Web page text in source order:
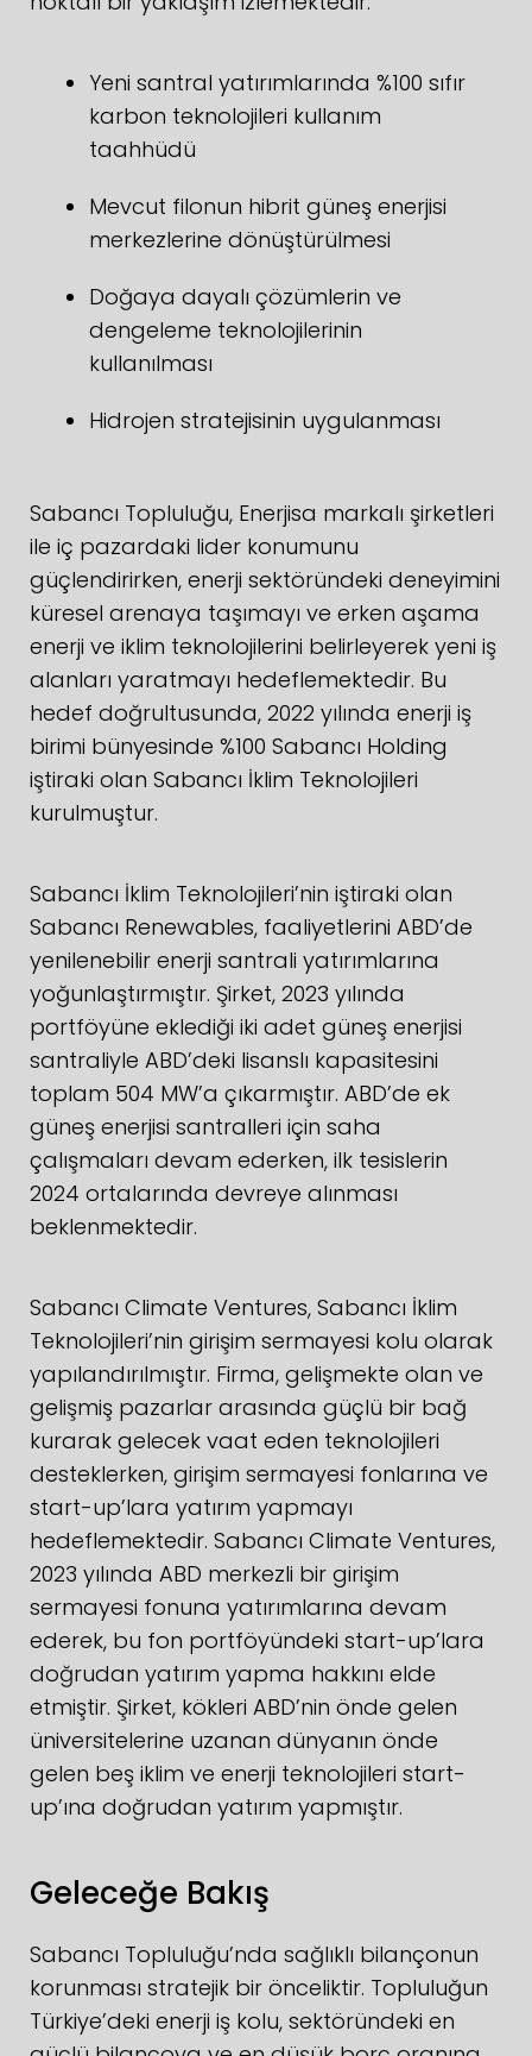
Yeni santral yatırımlarında %100 sıfır
karbon teknolojileri kullanım
taahhüdü
Mevcut filonun hibrit güneş enerjisi
merkezlerine dönüştürülmesi
Doğaya dayalı çözümlerin ve
dengeleme teknolojilerinin
kullanılması
Hidrojen stratejisinin uygulanması
Sabancı Topluluğu, Enerjisa markalı şirketleri
ile iç pazardaki lider konumunu
güçlendirirken, enerji sektöründeki deneyimini
küresel arenaya taşımayı ve erken aşama
enerji ve iklim teknolojilerini belirleyerek yeni iş
alanları yaratmayı hedeflemektedir. Bu
hedef doğrultusunda, 2022 yılında enerji iş
birimi bünyesinde %100 Sabancı Holding
iştiraki olan Sabancı İklim Teknolojileri
kurulmuştur.
Sabancı İklim Teknolojileri’nin iştiraki olan
Sabancı Renewables, faaliyetlerini ABD’de
yenilenebilir enerji santrali yatırımlarına
yoğunlaştırmıştır. Şirket, 2023 yılında
portföyüne eklediği iki adet güneş enerjisi
santraliyle ABD’deki lisanslı kapasitesini
toplam 504 MW’a çıkarmıştır. ABD’de ek
güneş enerjisi santralleri için saha
çalışmaları devam ederken, ilk tesislerin
2024 ortalarında devreye alınması
beklenmektedir.
Sabancı Climate Ventures, Sabancı İklim
Teknolojileri’nin girişim sermayesi kolu olarak
yapılandırılmıştır. Firma, gelişmekte olan ve
gelişmiş pazarlar arasında güçlü bir bağ
kurarak gelecek vaat eden teknolojileri
desteklerken, girişim sermayesi fonlarına ve
start-up’lara yatırım yapmayı
hedeflemektedir. Sabancı Climate Ventures,
2023 yılında ABD merkezli bir girişim
sermayesi fonuna yatırımlarına devam
ederek, bu fon portföyündeki start-up’lara
doğrudan yatırım yapma hakkını elde
etmiştir. Şirket, kökleri ABD’nin önde gelen
üniversitelerine uzanan dünyanın önde
gelen beş iklim ve enerji teknolojileri start-
up’ına doğrudan yatırım yapmıştır.
Geleceğe Bakış
Sabancı Topluluğu’nda sağlıklı bilançonun
korunması stratejik bir önceliktir. Topluluğun
Türkiye’deki enerji iş kolu, sektöründeki en